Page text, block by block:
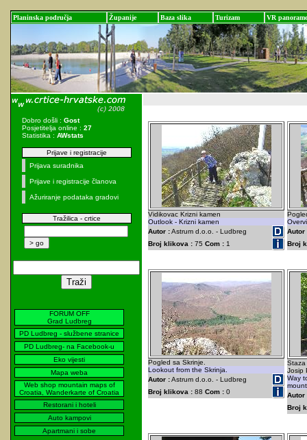
Planinska područja Županije Baza slika Turizam VR panorame
Dobro došli : Gost
Posjetitelja online : 27
Statistika : AWstats
Prijave i registracije
Prijava suradnika
Prijave i registracije članova
Ažuriranje podataka gradovi
Tražilica - crtice
FORUM OFF
Grad Ludbreg
PD Ludbreg - službene stranice
PD Ludbreg- na Facebook-u
Eko vijesti
Mapa weba
Web shop mountain maps of
Croatia, Wanderkarte of Croatia
Restorani i hoteli
Auto kampovi
Apartmani i sobe
Vidikovac Krizni kamen
Outlook - Krizni kamen
Autor :Astrum d.o.o. - Ludbreg
Broj klikova : 75 Com : 1
Autor
Broj
Pogled sa Skrinje.
Lookout from the Skrinja.
Autor :Astrum d.o.o. - Ludbreg
Broj klikova : 88 Com : 0
Staza
Josip
Way
Autor
Broj